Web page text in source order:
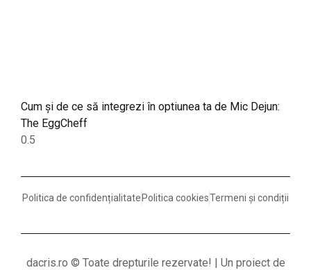
Cum și de ce să integrezi în optiunea ta de Mic Dejun:
The EggCheff
Politica de confidențialitate Politica cookiesTermeni și condiții
dacris.ro © Toate drepturile rezervate! | Un proiect de